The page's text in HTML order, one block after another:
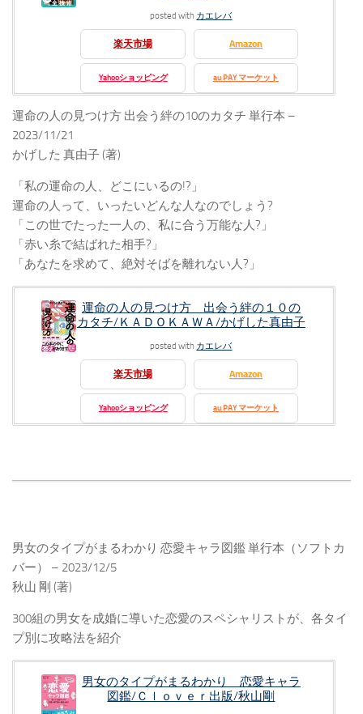
posted with カエレバ
楽天市場 Amazon
Yahooショッピング au PAY マーケット
運命の人の見つけ方 出会う絆の10のカタチ 単行本 –
2023/11/21
かげした 真由子 (著)
「私の運命の人、どこにいるの!?」
運命の人って、いったいどんな人なのでしょう?
「この世でたった一人の、私に合う万能な人?」
「赤い糸で結ばれた相手?」
「あなたを求めて、絶対そばを離れない人?」
運命の人の見つけ方 出会う絆の１０の
カタチ/ＫＡＤＯＫＡＷＡ/かげした真由子
posted with カエレバ
楽天市場 Amazon
Yahooショッピング au PAY マーケット
男女のタイプがまるわかり 恋愛キャラ図鑑 単行本（ソフトカ
バー） – 2023/12/5
秋山 剛 (著)
300組の男女を成婚に導いた恋愛のスペシャリストが、各タイ
プ別に攻略法を紹介
男女のタイプがまるわかり 恋愛キャラ
図鑑/Ｃｌｏｖｅｒ出版/秋山剛